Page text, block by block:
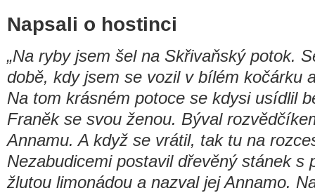
Napsali o hostinci
„Na ryby jsem šel na Skřivaňský potok.
době, kdy jsem se vozil v bílém kočárku
Na tom krásném potoce se kdysi usídlil
Franěk se svou ženou. Býval
Annamu. A když se vrátil, tak tu na
Nezabudicemi postavil dřevěný stánek s
žlutou limonádou a nazval jej Annamo.